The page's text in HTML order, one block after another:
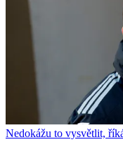
Nedokážu to vysvětlit,